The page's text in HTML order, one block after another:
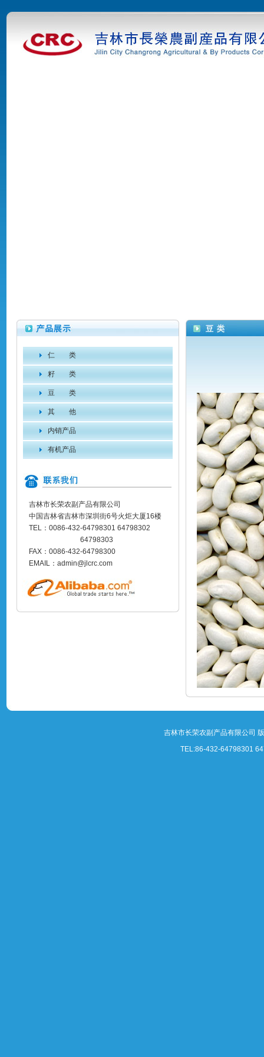
仁 类
籽 类
豆 类
其 他
内销产品
有机产品
吉林市长荣农副产品有限公司
中国吉林省吉林市深圳街6号火炬大厦16楼
TEL：0086-432-64798301 64798302
64798303
FAX：0086-432-64798300
EMAIL：admin@jlcrc.com
吉林市长荣农副产品有限公司
TEL:86-432-64798301